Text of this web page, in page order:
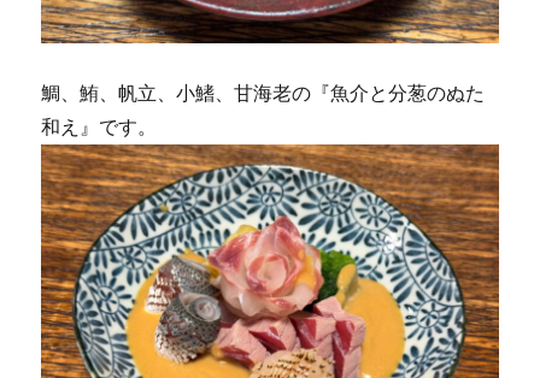
鯛、鮪、帆立、小鰭、甘海老の『魚介と分葱のぬた
和え』です。